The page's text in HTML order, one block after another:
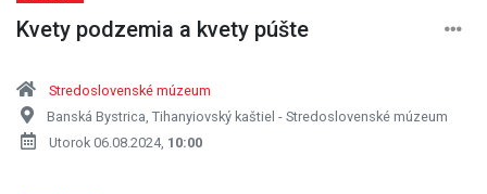
Kvety podzemia a kvety púšte
Stredoslovenské múzeum
Banská Bystrica, Tihanyiovský kaštiel - Stredoslovenské múzeum
Utorok 06.08.2024, 10:00